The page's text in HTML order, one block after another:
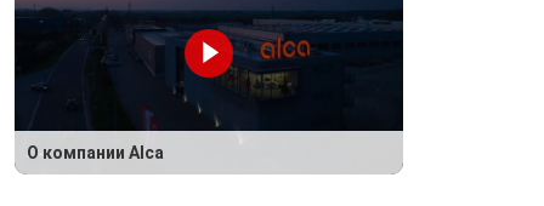
О компании Alca